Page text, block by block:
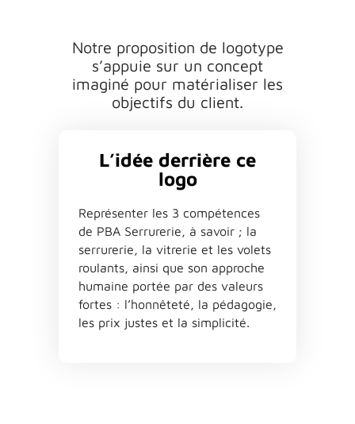
Notre proposition de logotype
s’appuie sur un concept
imaginé pour matérialiser les
objectifs du client
L’idée derrière ce
logo
Représenter les 3 compétences
de PBA Serrurerie, à savoir ; la
serrurerie, la vitrerie et les volets
roulants, ainsi que son approche
humaine portée par des valeurs
fortes : l’honnêteté, la pédagogie,
les prix justes et la simplicité.